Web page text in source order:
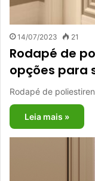
14/07/2023 21
Rodapé de
opções para
Rodapé de
Leia mais »